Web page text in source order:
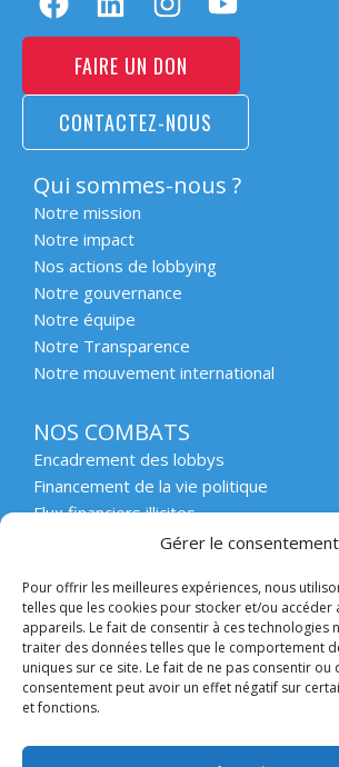
Gérer le consentement
Pour offrir les meilleures expériences, nous
telles que les cookies pour stocker et/ou accéder
appareils. Le fait de consentir à ces technologies
traiter des données telles que le comportement
uniques sur ce site. Le fait de ne pas consentir ou
consentement peut avoir un effet négatif sur
et fonctions.
FAIRE UN DON
CONTACTEZ-NOUS
Qui sommes-nous ?
Notre mission
Notre impact
Nos actions de lobbying
Notre gouvernance
Notre équipe
Notre Transparence
Notre mouvement international
NOS COMBATS
Encadrement des lobbys
Financement de la vie politique
Flux financiers illicites
Intégrité et transparence du secteur
Protection des lanceurs d’alerte
Affaires emblématiques
Etat de droit et démocratie
ACCOMPAGNER